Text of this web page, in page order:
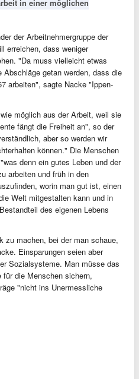
in einer möglichen
der Arbeitnehmergruppe der
erreichen, dass weniger
"Da muss vielleicht etwas
getan werden, dass die
arbeiten", sagte Nacke "Ippen-
möglich aus der Arbeit, weil sie
fängt die Freiheit an", so der
aber so werden wir
können." Die Menschen
denn ein gutes Leben und der
arbeiten und früh in den
worin man gut ist, einen
Welt mitgestalten kann und in
des eigenen Lebens
zu machen, bei der man schaue,
Einsparungen seien aber
Sozialsysteme. Man müsse das
die Menschen sichern,
"nicht ins Unermessliche